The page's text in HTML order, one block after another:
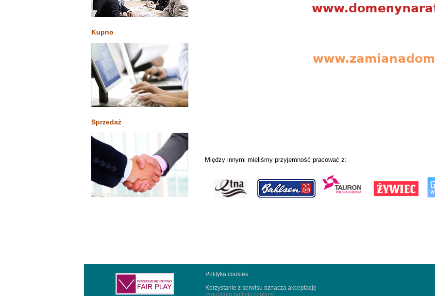
Kupno
Sprzedaż
Między innymi mieliśmy przyjemność pracować z:
Polityka cookies
Korzystanie z serwisu oznacza akceptację
regulamin polityki cookies